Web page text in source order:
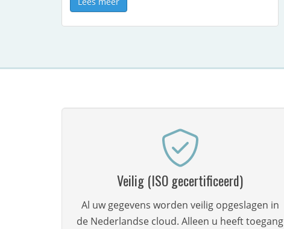
Veilig (ISO gecertificeerd)
Al uw gegevens worden veilig opgeslagen in
de Nederlandse cloud. Alleen u heeft toegang